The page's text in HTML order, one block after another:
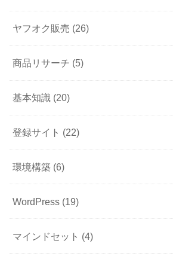
ヤフオク販売 (26)
商品リサーチ (5)
基本知識 (20)
登録サイト (22)
環境構築 (6)
WordPress (19)
マインドセット (4)